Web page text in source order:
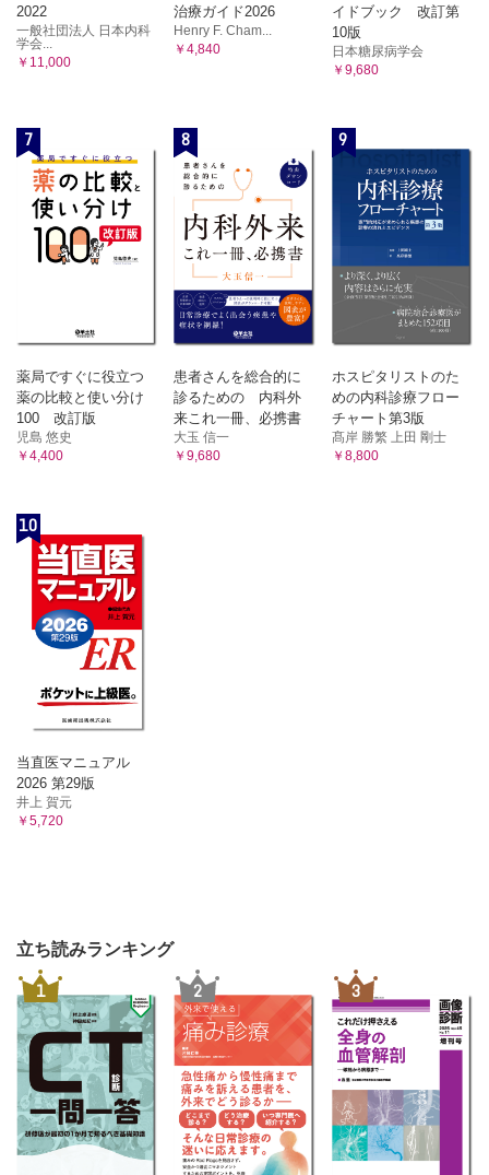
2022
一般社団法人 日本内科
学会...
￥11,000
治療ガイド2026
Henry F. Cham...
￥4,840
イドブック 改訂第
10版
日本糖尿病学会
￥9,680
7
薬局ですぐに役立つ
薬の比較と使い分け
100 改訂版
児島 悠史
￥4,400
8
患者さんを総合的に
診るための 内科外
来これ一冊、必携書
大玉 信一
￥9,680
9
ホスピタリストのた
めの内科診療フロー
チャート第3版
髙岸 勝繁 上田 剛士
￥8,800
10
当直医マニュアル
2026 第29版
井上 賀元
￥5,720
立ち読みランキング
1 2 3